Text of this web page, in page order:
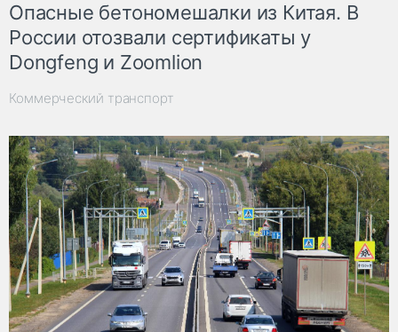
Опасные бетономешалки из Китая. В
России отозвали сертификаты у
Dongfeng и Zoomlion
Коммерческий транспорт